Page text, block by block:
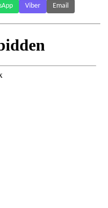
Viber Email